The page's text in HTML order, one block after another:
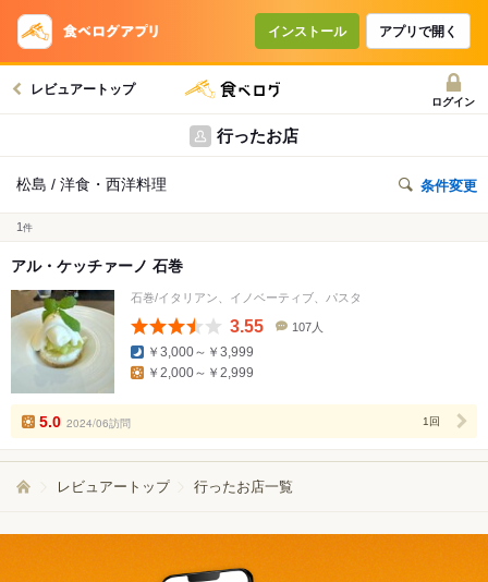
インストール アプリで開く
レビュアートップ
ログイン
行ったお店
松島 / 洋食・西洋料理 条件変更
1 件
アル・ケッチァーノ 石巻
石巻/イタリアン、イノベーティブ、パスタ
3.55
数
107人
￥3,000～￥3,999
￥2,000～￥2,999
5.0 2024/06訪問 1回
レビュアートップ 行ったお店一覧